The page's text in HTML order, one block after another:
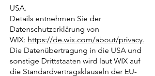
USA.
Details entnehmen Sie der
Datenschutzerklärung von
WIX: https://de.wix.com/about/privacy.
Die Datenübertragung in die USA und
sonstige Drittstaaten wird laut WIX auf
die Standardvertragsklauseln der EU-